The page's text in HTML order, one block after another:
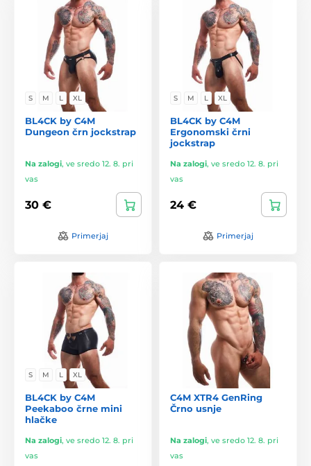
S M L XL
BL4CK by C4M
Dungeon črn jockstrap
Na zalogi, ve sredo 12. 8. pri
vas
30 €
Primerjaj
S M L XL
BL4CK by C4M
Ergonomski črni
jockstrap
Na zalogi, ve sredo 12. 8. pri
vas
24 €
Primerjaj
S M L XL
BL4CK by C4M
Peekaboo črne mini
hlačke
Na zalogi, ve sredo 12. 8. pri
vas
C4M XTR4 GenRing
Črno usnje
Na zalogi, ve sredo 12. 8. pri
vas